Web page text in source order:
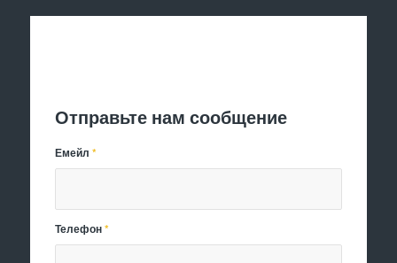
Отправьте нам сообщение
Емейл*
Телефон*